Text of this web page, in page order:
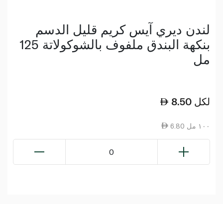
لندن ديري آيس كريم قليل الدسم
بنكهة البندق ملفوف بالشوكولاتة 125
مل
8.50 لكل
6.80 ١٠٠ مل
0